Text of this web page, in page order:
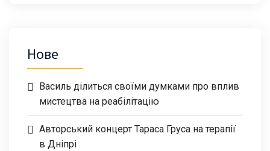
Нове
Василь ділиться своїми думками про вплив
мистецтва на реабілітацію
Авторський концерт Тараса Груса на терапії
в Дніпрі